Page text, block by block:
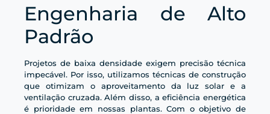
Engenharia de Alto
Padrão
Projetos de baixa densidade exigem precisão técnica
impecável. Por isso, utilizamos técnicas de construção
que otimizam o aproveitamento da luz solar e a
ventilação cruzada. Além disso, a eficiência energética
é prioridade em nossas plantas. Com o objetivo de